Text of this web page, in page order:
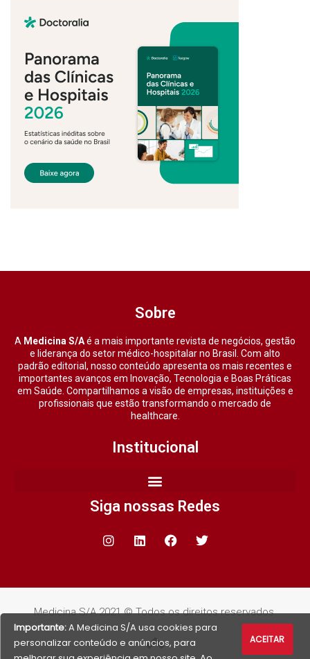
Sobre
A Medicina S/Aé a mais importante revista de negócios, gestão
e liderança do setor médico-hospitalar no Brasil. Com alto
padrão editorial, nosso conteúdo apresenta os mais recentes e
importantes avanços em Inovação, Tecnologia e Boas Práticas
em Saúde. Compartilhamos a visão de empresas, instituições e
profissionais que estão transformando o mercado de
healthcare.
Institucional
Siga nossas Redes
Medicina S/A 2021 © Todos os direitos reservados.
Importante:A Medicina S/A usa cookies para
personalizar conteúdo e anúncios, para
ACEITAR